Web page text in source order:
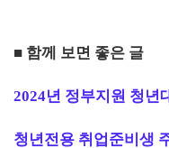
■ 함께 보면 좋은 글
2024년 정부지원 청년
청년전용 취업준비생